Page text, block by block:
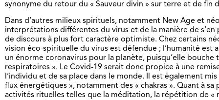
synonyme du retour du « Sauveur divin » sur terre et de fin
Dans d’autres milieux spirituels, notamment New Age et
interprétations différentes du virus et de la manière de
de discours à plus fort caractère optimiste. Chez certains
vision éco-spirituelle du virus est défendue ; l’humanité est
un énorme coronavirus pour la planète, puisqu’elle bouche
respiratoires ». Le Covid-19 serait donc propice à une
l’individu et de sa place dans le monde. Il est également
flux énergétiques », notamment des « chakras ». Quant à sa
activités rituelles telles que la méditation, la répétition de «